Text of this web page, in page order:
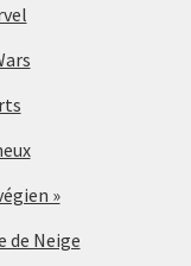
»
de Neige